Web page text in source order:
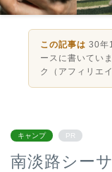
この記事は 30年
ースに書いてい
ク（アフィリエ
キャンプ PR
南淡路シー